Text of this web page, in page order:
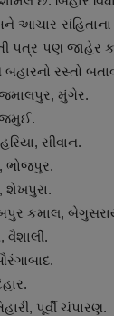
આચાર
પત્ર પણ
રસ્તો
જમાલપુર, મુંગેર.
જમુઈ.
સીવાન.
ભોજપુર.
શેખપુરા.
કમાલ,
પૂર્વી ચંપારણ.